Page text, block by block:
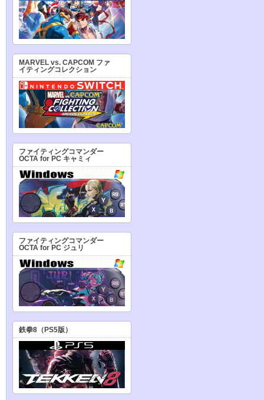
MARVEL vs. CAPCOM ファ
イティングコレクション
ファイティングコマンダー
OCTA for PC キャミィ
ファイティングコマンダー
OCTA for PC ジュリ
鉄拳8（PS5版）